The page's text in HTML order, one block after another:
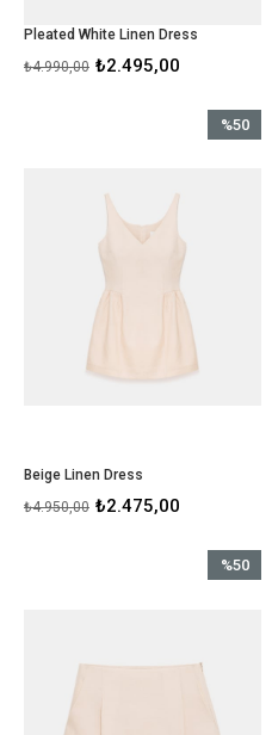
Pleated White Linen Dress
₺2.495,00
₺4.990,00
Beige Linen Dress
₺2.475,00
₺4.950,00
%50
%50